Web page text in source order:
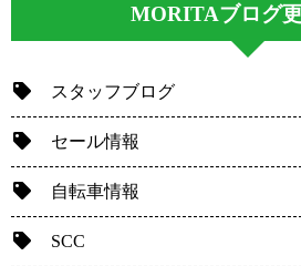
MORITAブログ更
スタッフブログ
セール情報
自転車情報
SCC